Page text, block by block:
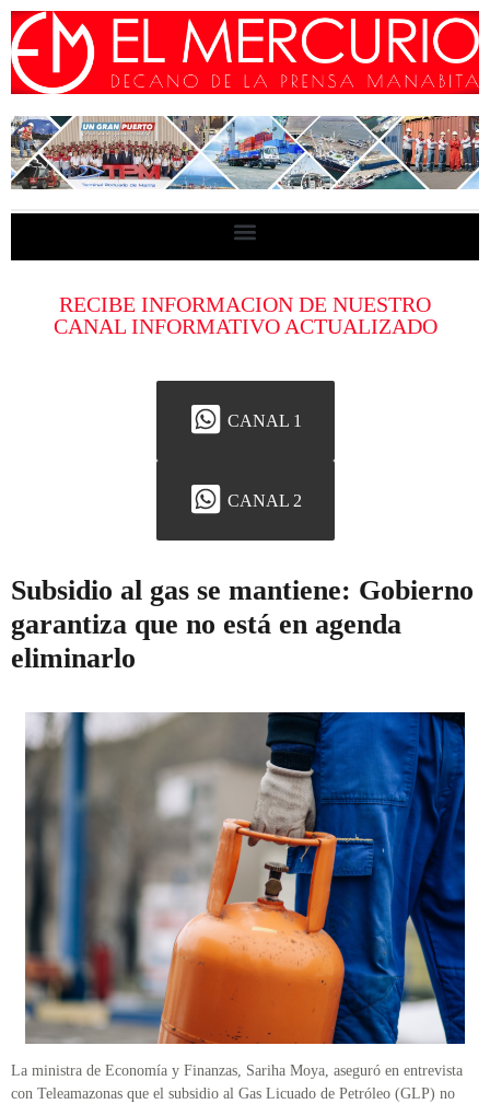
RECIBE INFORMACION DE NUESTRO
CANAL INFORMATIVO ACTUALIZADO
CANAL 1
CANAL 2
Subsidio al gas se mantiene: Gobierno
garantiza que no está en agenda
eliminarlo
La ministra de Economía y Finanzas, Sariha Moya, aseguró en entrevista
con Teleamazonas que el subsidio al Gas Licuado de Petróleo (GLP) no